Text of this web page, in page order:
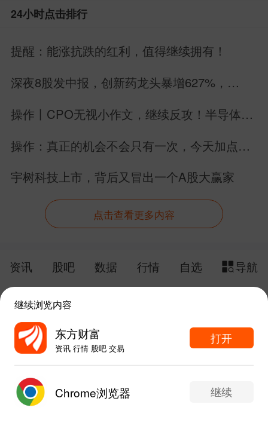
24小时点击排行
提醒：能涨抗跌的红利，值得继续拥有！
深夜8股发中报，创新药龙头暴增627%，
操作丨CPO无视小作文，继续反攻！半导体起
操作：真正的机会不会只有一次，今天加点
宇树科技上市，背后又冒出一个A股大赢家
点击查看更多内容
资讯 股吧 数据 行情 自选
导航
给网站提点意见 下载APP
写评论...
东方财富APP内打开
继续浏览内容
东方财富
资讯 行情 股吧 交易
打开
Chrome浏览器 继续